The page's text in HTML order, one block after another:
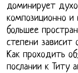
доминирует
композиционно и
большее
степени
Как проходить
послании к Титу